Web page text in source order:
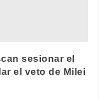
sesionar el
el veto de Milei